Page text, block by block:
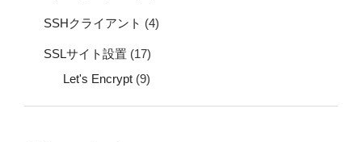
SSHクライアント (4)
SSLサイト設置 (17)
Let's Encrypt (9)